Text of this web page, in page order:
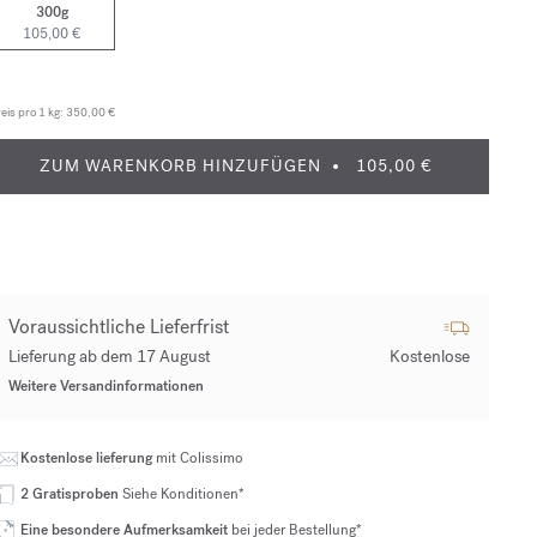
300g
105,00 €
pro 1 kg: 350,00 €
ZUM WARENKORB HINZUFÜGEN 105,00 €
Voraussichtliche Lieferfrist
Lieferung ab dem 17 August Kostenlose
Weitere Versandinformationen
Kostenlose lieferungmit Colissimo
2 Gratisproben Siehe Konditionen*
Eine besondere Aufmerksamkeit bei jeder Bestellung*